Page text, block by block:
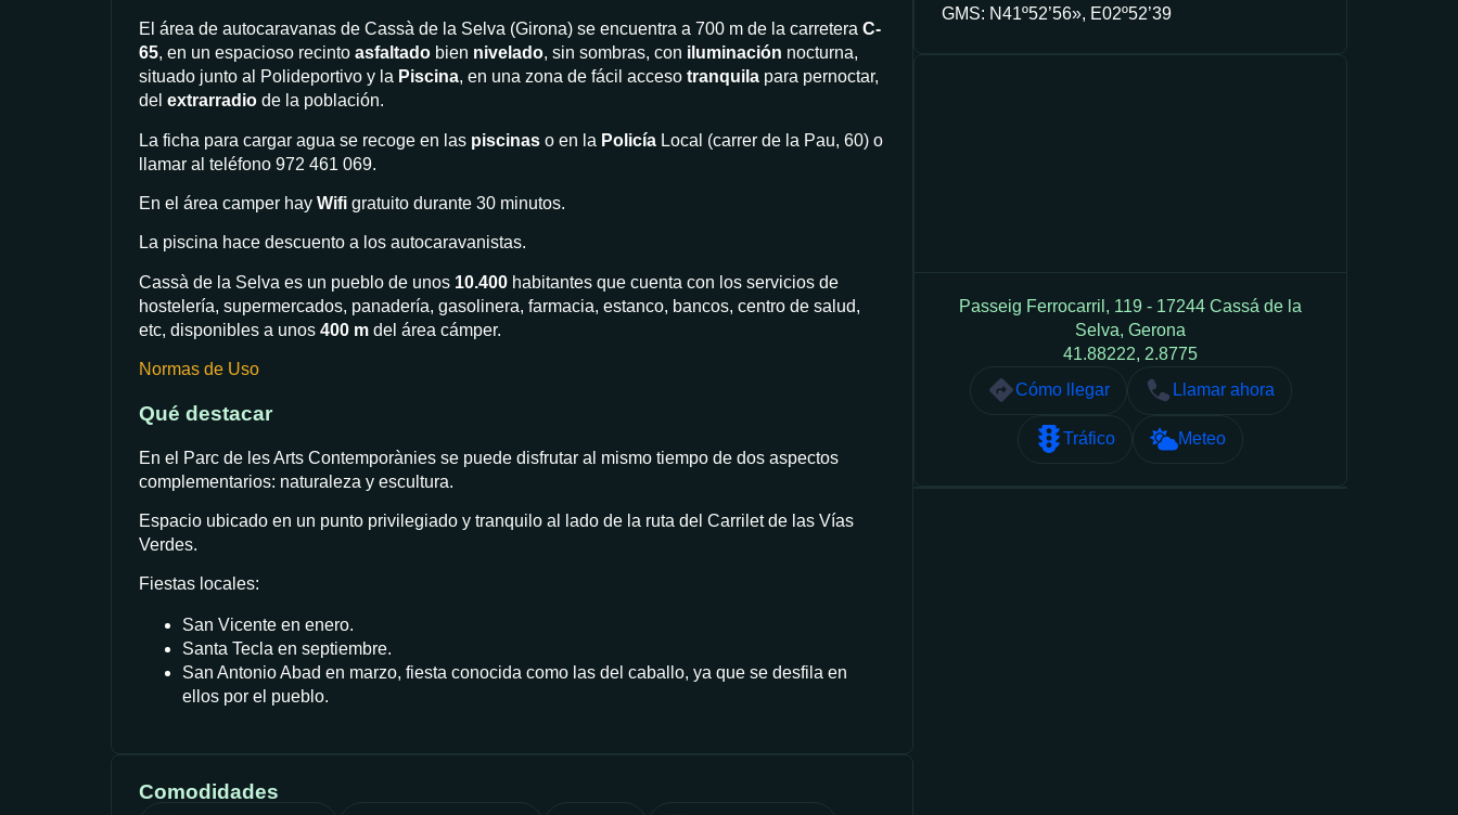
El área de autocaravanas de Cassà de la Selva (Girona) se encuentra a 700 m de la carretera C-
65, en un espacioso recinto asfaltado bien nivelado, sin sombras, con iluminación nocturna,
situado junto al Polideportivo y la Piscina, en una zona de fácil acceso tranquila para pernoctar,
del extrarradio de la población.
La ficha para cargar agua se recoge en las piscinas o en la Policía Local (carrer de la Pau, 60) o
llamar al teléfono 972 461 069.
En el área camper hay Wifi gratuito durante 30 minutos.
La piscina hace descuento a los autocaravanistas.
Cassà de la Selva es un pueblo de unos 10.400 habitantes que cuenta con los servicios de
hostelería, supermercados, panadería, gasolinera, farmacia, estanco, bancos, centro de salud,
etc, disponibles a unos 400 m del área cámper.
Normas de Uso
Qué destacar
En el Parc de les Arts Contemporànies se puede disfrutar al mismo tiempo de dos aspectos
complementarios: naturaleza y escultura.
Espacio ubicado en un punto privilegiado y tranquilo al lado de la ruta del Carrilet de las Vías
Verdes.
Fiestas locales:
San Vicente en enero.
Santa Tecla en septiembre.
San Antonio Abad en marzo, fiesta conocida como las del caballo, ya que se desfila en
ellos por el pueblo.
Comodidades
GMS: N41º52’56», E02º52’39
Passeig Ferrocarril, 119 - 17244 Cassá de la
Selva, Gerona
41.88222, 2.8775
Cómo llegar
Llamar ahora
Tráfico Meteo